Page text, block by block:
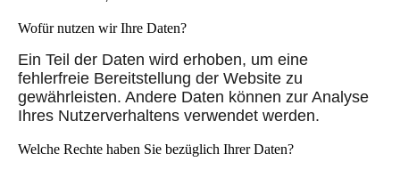
Wofür nutzen wir Ihre Daten?
Ein Teil der Daten wird erhoben, um eine
fehlerfreie Bereitstellung der Website zu
gewährleisten. Andere Daten können zur Analyse
Ihres Nutzerverhaltens verwendet werden.
Welche Rechte haben Sie bezüglich Ihrer Daten?